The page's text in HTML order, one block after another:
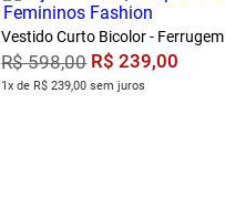
Vestido Curto Bicolor - Ferrugem
R$ 598,00 R$ 239,00
1x de R$ 239,00 sem juros